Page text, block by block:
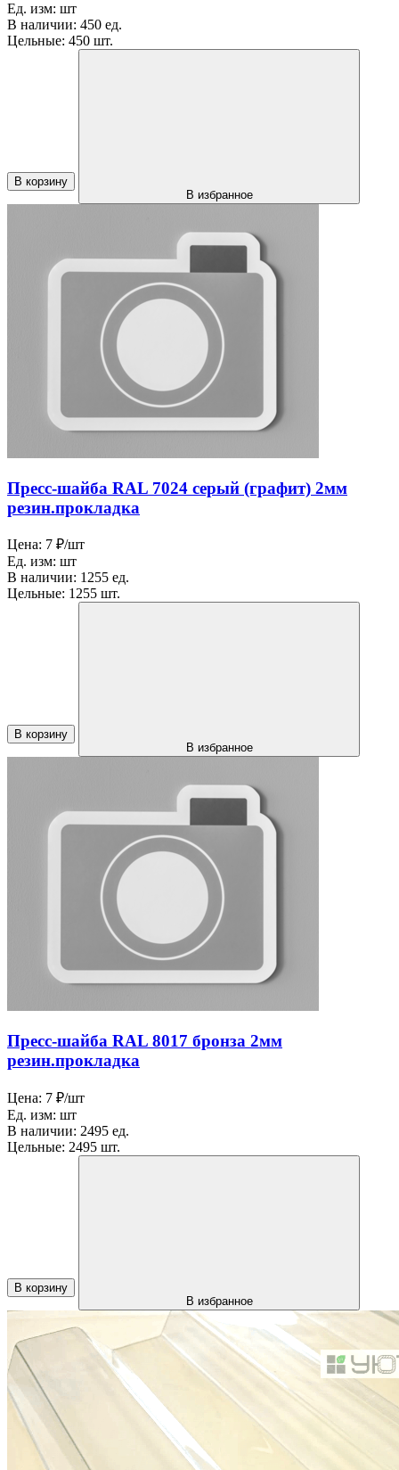
Ед. изм: шт
В наличии: 450 ед.
Цельные: 450 шт.
В корзину
В избранное
Пресс-шайба RAL 7024 серый (графит) 2мм
резин.прокладка
Цена: 7 ₽/шт
Ед. изм: шт
В наличии: 1255 ед.
Цельные: 1255 шт.
В корзину
В избранное
Пресс-шайба RAL 8017 бронза 2мм
резин.прокладка
Цена: 7 ₽/шт
Ед. изм: шт
В наличии: 2495 ед.
Цельные: 2495 шт.
В корзину
В избранное